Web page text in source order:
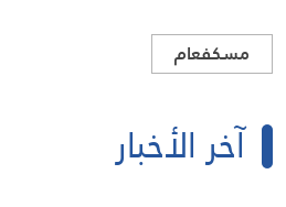
مسكفعام
آخر الأخبار